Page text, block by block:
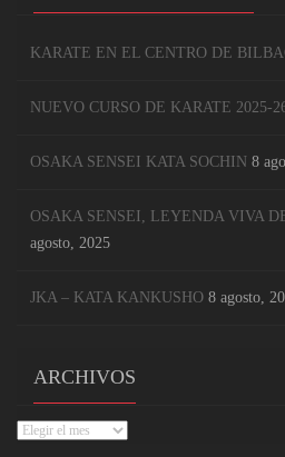
KARATE EN EL CENTRO DE
NUEVO CURSO DE KARATE 2025-
OSAKA SENSEI KATA SOCHIN 8
OSAKA SENSEI, LEYENDA VIVA
agosto, 2025
JKA – KATA KANKUSHO 8 agosto,
ARCHIVOS
Archivos